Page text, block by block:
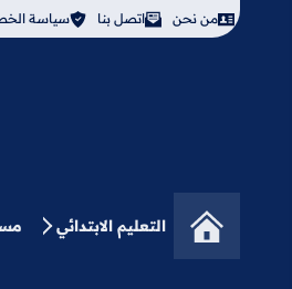
من نحن اتصل بنا سياسة
التعليم الابتدائي